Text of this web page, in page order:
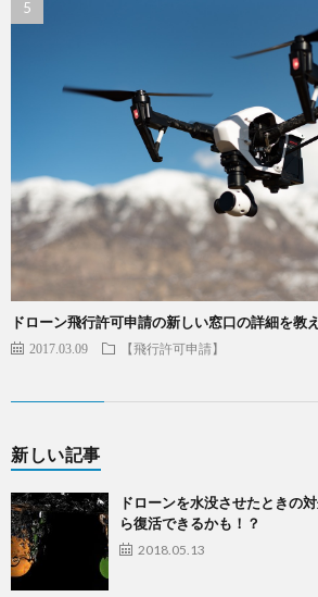
ドローン飛行許可申請の新しい窓口の詳細を教
2017.03.09 【飛行許可申請】
新しい記事
ドローンを水没させたときの
ら復活できるかも！？
2018.05.13